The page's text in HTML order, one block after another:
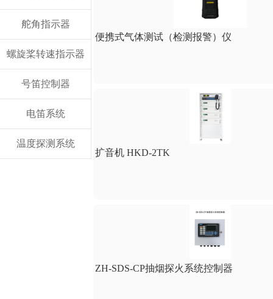
舵角指示器
螺旋桨转速指示器
号笛控制器
电笛系统
温度探测系统
便携式气体测试（检测报警）仪
扩音机 HKD-2TK
ZH-SDS-CP抽烟探火系统控制器